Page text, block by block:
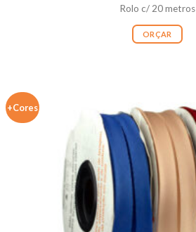
Rolo c/ 20 metros
ORÇAR
+Cores